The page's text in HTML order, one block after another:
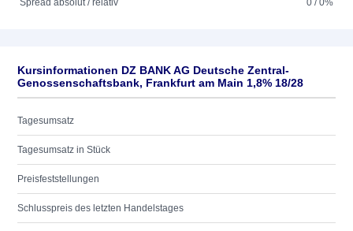
Spread absolut / relativ
0 / 0%
Kursinformationen DZ BANK AG Deutsche Zentral-
Genossenschaftsbank, Frankfurt am Main 1,8% 18/28
Tagesumsatz
Tagesumsatz in Stück
Preisfeststellungen
Schlusspreis des letzten Handelstages